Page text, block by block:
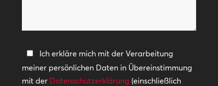
helfen?
Datenschutzerklärung
*
Ich erkläre mich mit der Verarbeitung
meiner persönlichen Daten in Übereinstimmung
mit der Datenschutzerklärung (einschließlich